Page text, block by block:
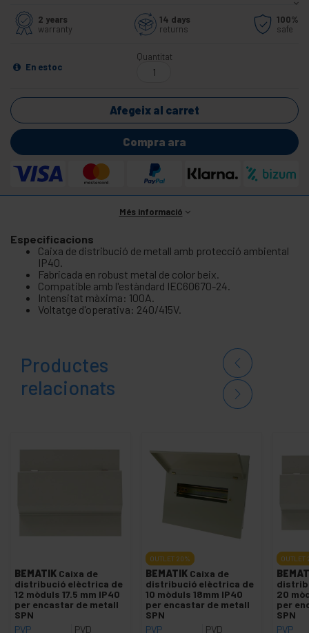
2 years
warranty
14 days
returns
100%
safe
En estoc
Quantitat
Afegeix al carret
Compra ara
Més informació
Especificacions
Caixa de distribució de metall amb protecció ambiental
IP40.
Fabricada en robust metal de color beix.
Compatible amb l'estàndard IEC60670-24.
Intensitat màxima: 100A.
Voltatge d'operativa: 240/415V.
Productes
relacionats
BEMATIK Caixa de
distribució elèctrica de
12 mòduls 17.5 mm IP40
per encastar de metall
SPN
PVP
PVD
OUTLET 20%
BEMATIK Caixa de
distribució elèctrica de
10 mòduls 18mm IP40
per encastar de metall
SPN
PVP
PVD
OUTLET
20
per
SPN
PVP